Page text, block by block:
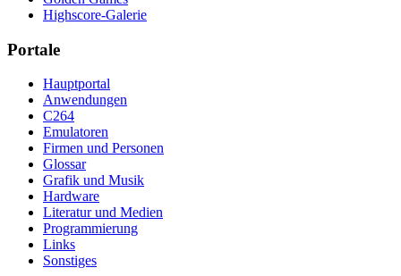
Highscore-Galerie
Portale
Hauptportal
Anwendungen
C264
Emulatoren
Firmen und Personen
Glossar
Grafik und Musik
Hardware
Literatur und Medien
Programmierung
Links
Sonstiges